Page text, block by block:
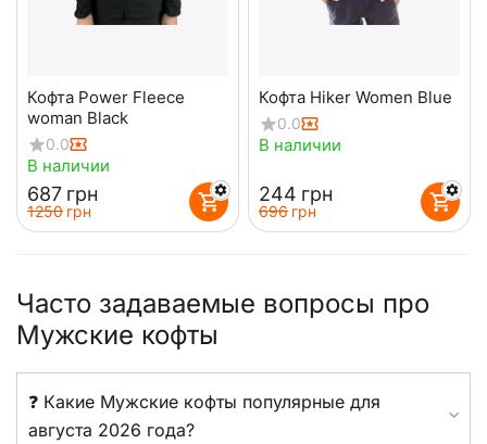
Кофта Power Fleece
woman Black
0.0
В наличии
‍687‍ грн
‍1250‍ грн
Кофта Hiker Women Blue
0.0
В наличии
‍244‍ грн
‍696‍ грн
Часто задаваемые вопросы про
Мужские кофты
❓ Какие Мужские кофты популярные для
августа 2026 года?